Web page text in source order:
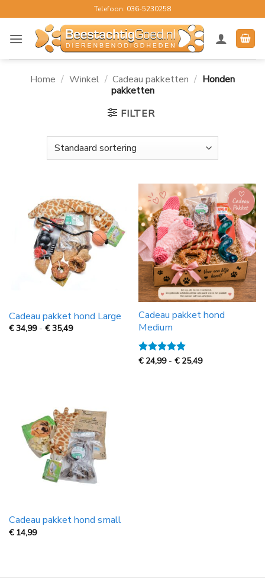
naar
inhoud
Telefoon: 036-5230258
Home / Winkel / Cadeau pakketten / Honden
pakketten
FILTER
Cadeau pakket hond Large
€34,99 - €35,49Prijsklasse:
Cadeau pakket hond
Medium
Gewaardeerd
€ 24,99 - € 25,49Prijsklasse:
Cadeau pakket hond small
€ 14,99